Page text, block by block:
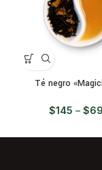
Té negro
$145 – $